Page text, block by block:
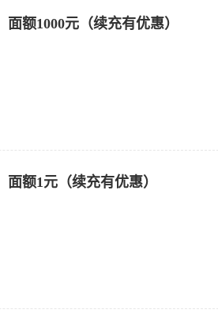
额1000元（续充有优惠）
额1元（续充有优惠）